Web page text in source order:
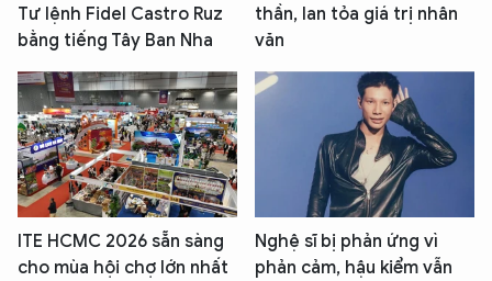
Tư lệnh Fidel Castro Ruz
bằng tiếng Tây Ban Nha
thần, lan tỏa giá trị nhân
văn
ITE HCMC 2026 sẵn sàng
cho mùa hội chợ lớn nhất
Nghệ sĩ bị phản ứng vì
phản cảm, hậu kiểm vẫn